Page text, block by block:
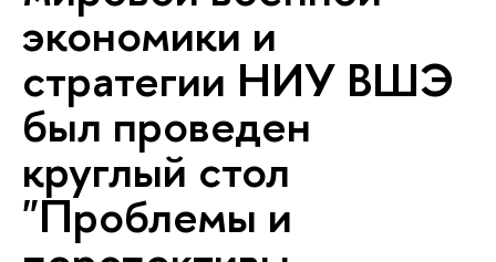
экономики и
стратегии НИУ ВШЭ
был проведен
круглый стол
"Проблемы и